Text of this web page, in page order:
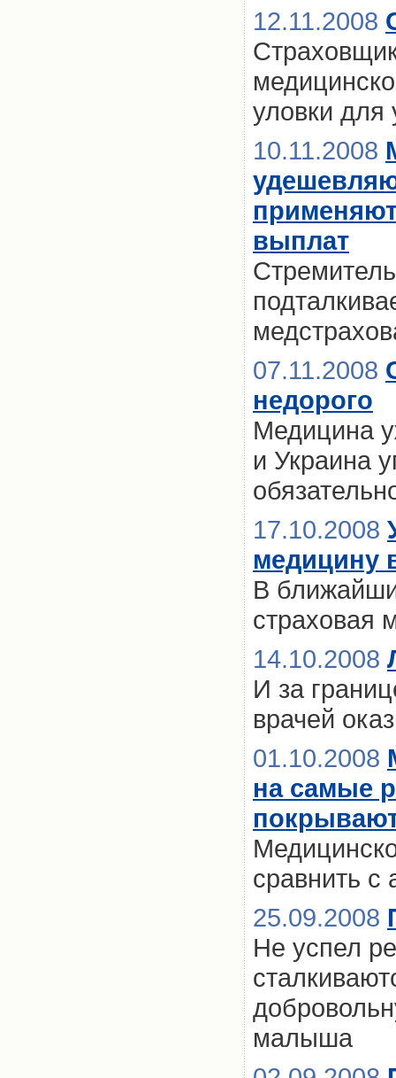
12.11.2008
уловки
10.11.2008
выплат
07.11.2008
недорого
Медицина
и Украина
17.10.2008
медицину
В
страховая
14.10.2008
И за
врачей
01.10.2008
на самые
сравнить
25.09.2008
Не успел
малыша